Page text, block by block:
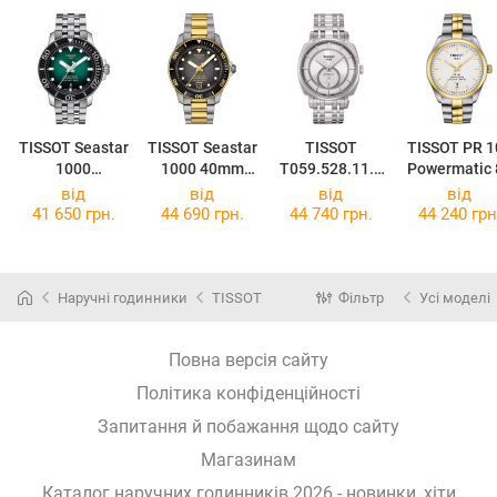
TISSOT Seastar
1000
Powermatic 80
T120.407.11.0
TISSOT Seastar
1000 40mm
T120.807.22.0
51.00
TISSOT
T059.528.11.0
31.00
TISSOT PR
Powermatic
COSC
від
41 650 грн.
від
44 690 грн.
від
44 740 грн.
від
44 240
Наручні годинники TISSOT Фільтр Усі моделі
Повна версія сайту
Політика конфіденційності
Запитання й побажання щодо сайту
Магазинам